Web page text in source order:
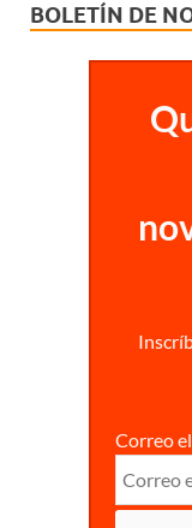
BOLETÍN DE
Correo